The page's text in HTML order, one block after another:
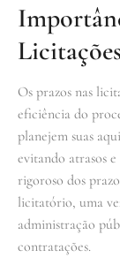
Licitações
Os prazos nas
eficiência do
planejem suas
evitando atrasos
rigoroso dos
licitatório, uma
administração
contratações.